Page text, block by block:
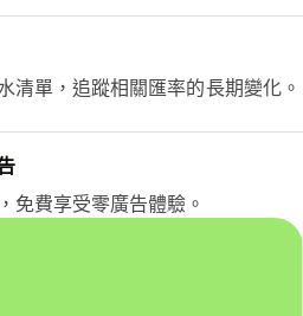
清單，追蹤相關匯率的長期變化。
免費享受零廣告體驗。